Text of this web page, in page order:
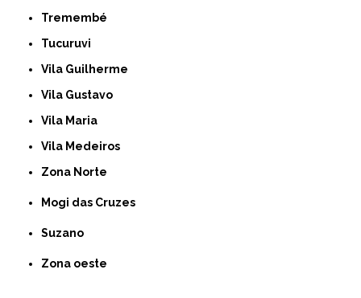
Tremembé
Tucuruvi
Vila Guilherme
Vila Gustavo
Vila Maria
Vila Medeiros
Zona Norte
Mogi das Cruzes
Suzano
Zona oeste